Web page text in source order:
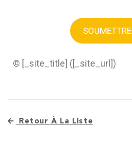
SOUMETTRE
© [_site_title] ([_site_url])
Retour À La Liste